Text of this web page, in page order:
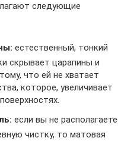
следующие
естественный, тонкий
скрывает царапины и
что ей не хватает
которое, увеличивает
если вы не располагаете
чистку, то матовая